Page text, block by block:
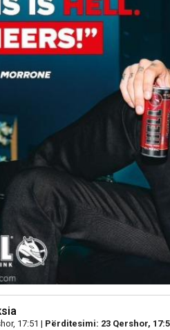
17:51 | Përditesimi: 23 Qershor,